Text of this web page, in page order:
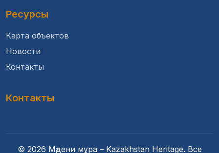
Ресурсы
Карта объектов
Новости
Контакты
Контакты
© 2026 Мәдени мұра – Kazakhstan Heritage. Все